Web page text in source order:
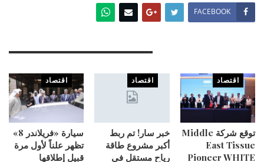
FACEBOOK
اقتصاد
توقع شركة Middle
East Tissue
Pioneer WHITE
اقتصاد
خبر سار! تم ربط
أكبر مشروع طاقة
رياح مستقل في
اقتصاد
سيارة «فريلاندر 8»
تظهر علناً لأول مرة
قبيل إطلاقها